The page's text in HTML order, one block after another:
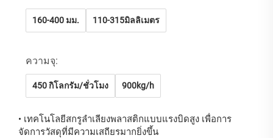
160-400 มม. 110-315มิลลิเมตร
ความจุ:
450 กิโลกรัม/ชั่วโมง 900kg/h
• เทคโนโลยีสกรูลำเลียงพลาสติกแบบแรงบิดสูง เพื่อการ
จัดการวัสดุที่มีความเสถียรมากยิ่งขึ้น